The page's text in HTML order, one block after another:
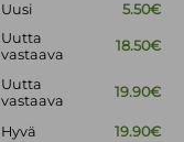
Uusi 5.50€
Uutta
vastaava
18.50€
Uutta
vastaava
19.90€
Hyvä
19.90€